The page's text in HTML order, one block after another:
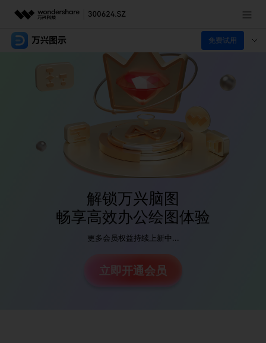
推荐产品
客服热线：4000-300624
免费试用
解锁万兴脑图
畅享高效办公绘图体验
更多会员权益持续上新中...
立即开通会员